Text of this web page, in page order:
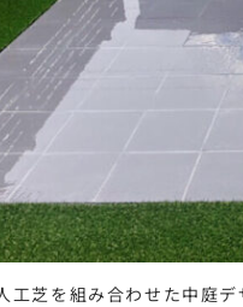
芝を組み合わせた中庭デ